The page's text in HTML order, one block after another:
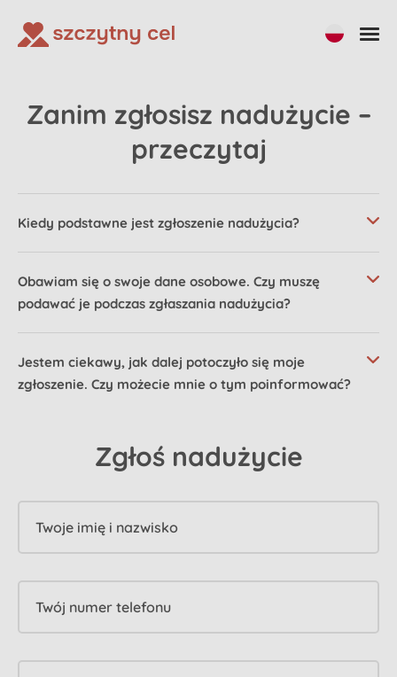
Zanim zgłosisz nadużycie –
przeczytaj
Kiedy podstawne jest zgłoszenie nadużycia?
Obawiam się o swoje dane osobowe. Czy muszę
podawać je podczas zgłaszania nadużycia?
Jestem ciekawy, jak dalej potoczyło się moje
zgłoszenie. Czy możecie mnie o tym poinformować?
Zgłoś nadużycie
Twoje imię i nazwisko
Twój numer telefonu